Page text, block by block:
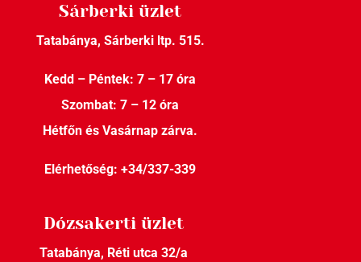
Sárberki üzlet
Tatabánya, Sárberki ltp. 515.
Kedd – Péntek: 7 – 17 óra
Szombat: 7 – 12 óra
Hétfőn és Vasárnap zárva.
Elérhetőség:+34/337-339
Dózsakerti üzlet
Tatabánya, Réti utca 32/a